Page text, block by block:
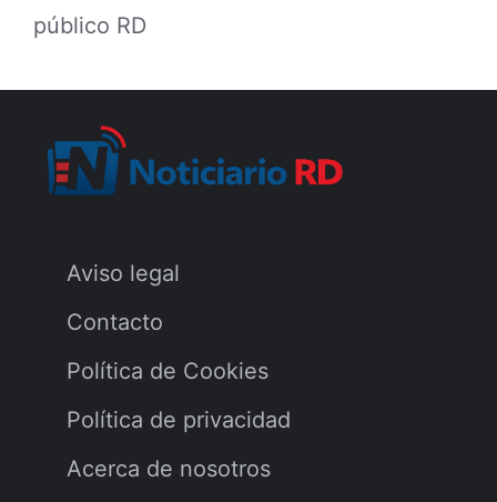
público RD
Aviso legal
Contacto
Política de Cookies
Política de privacidad
Acerca de nosotros